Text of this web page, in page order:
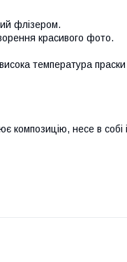
флізером.
красивого фото.
температура
композицію, несе в